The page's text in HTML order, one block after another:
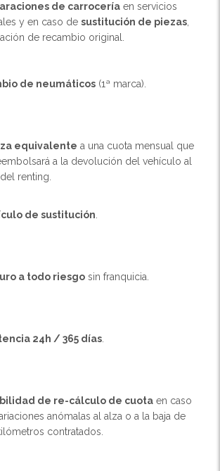
de carrocería en servicios
y en caso de sustitución de piezas
de recambio original.
de neumáticos (1ª marca).
equivalente a una cuota mensual que
a la devolución del vehículo al
renting.
de sustitución
a todo riesgo sin franquicia.
24h / 365 días
de re-cálculo de cuota en caso
anómalas al alza o a la baja de
contratados.